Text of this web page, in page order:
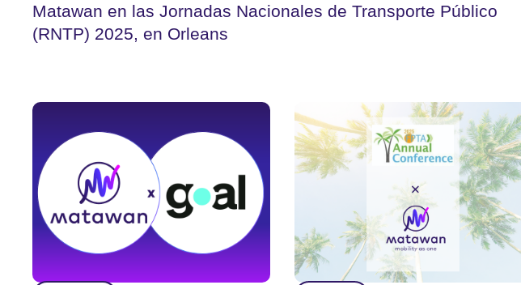
Matawan en las Jornadas Nacionales de Transporte Público
(RNTP) 2025, en Orleans